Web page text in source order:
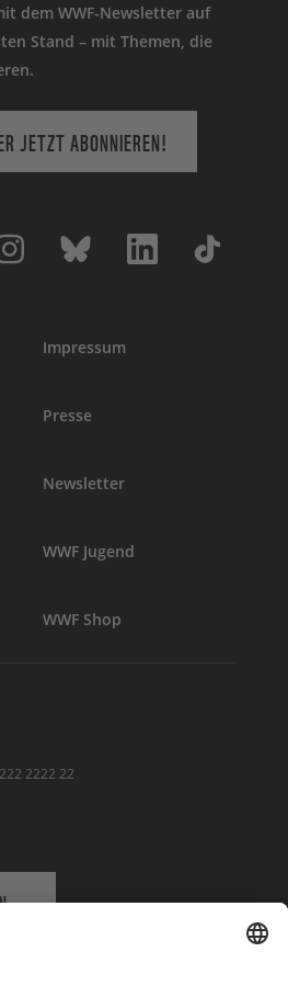
dem WWF-Newsletter auf
Stand – mit Themen, die
JETZT ABONNIEREN!
Impressum
Presse
Newsletter
WWF Jugend
WWF Shop
2222 22